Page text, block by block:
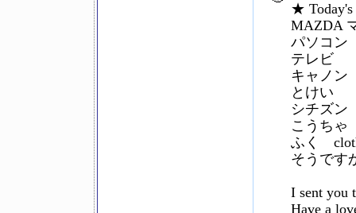
★
MAZDA
パソコン
テレビ
キャノン
とけい
シチズン
こうち
ふく
そうです
I sent you
Have a